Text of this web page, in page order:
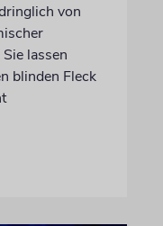
von
lassen
blinden Fleck